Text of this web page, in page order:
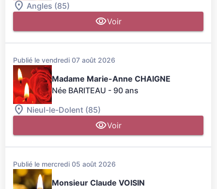
Angles (85)
Voir
Publié le vendredi 07 août 2026
Madame Marie-Anne CHAIGNE
Née BARITEAU - 90 ans
Nieul-le-Dolent (85)
Voir
Publié le mercredi 05 août 2026
Monsieur Claude VOISIN